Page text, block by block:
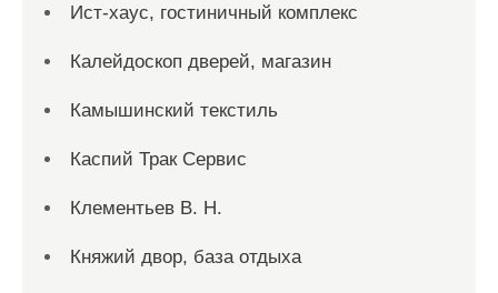
Ист-хаус, гостиничный комплекс
Калейдоскоп дверей, магазин
Камышинский текстиль
Каспий Трак Сервис
Клементьев В. Н.
Княжий двор, база отдыха